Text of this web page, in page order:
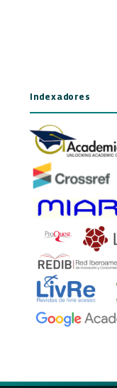
Indexadores